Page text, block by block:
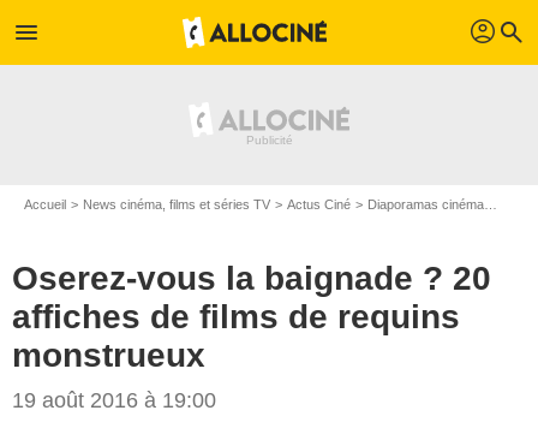
menu profil search
Accueil News cinéma, films et séries TV Actus Ciné Diaporamas cinéma
Oserez-vous la baignade ? 20
affiches de films de requins
monstrueux
19 août 2016 à 19:00